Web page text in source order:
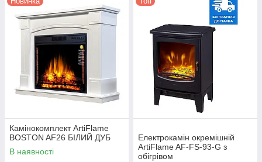
Камінокомплект ArtiFlame
BOSTON AF26 БІЛИЙ ДУБ
В наявності
Електрокамін окремішній
ArtiFlame AF-FS-93-G з
обігрівом